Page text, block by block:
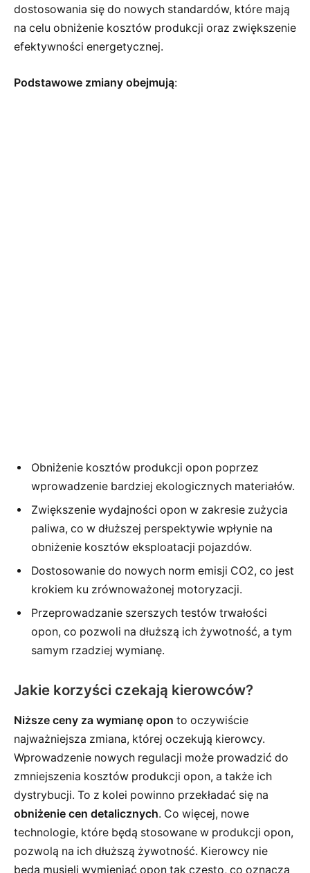
dostosowania się do nowych standardów, które mają
na celu obniżenie kosztów produkcji oraz zwiększenie
efektywności energetycznej.
Podstawowe zmiany obejmują:
Obniżenie kosztów produkcji opon poprzez
wprowadzenie bardziej ekologicznych materiałów.
Zwiększenie wydajności opon w zakresie zużycia
paliwa, co w dłuższej perspektywie wpłynie na
obniżenie kosztów eksploatacji pojazdów.
Dostosowanie do nowych norm emisji CO2, co jest
krokiem ku zrównoważonej motoryzacji.
Przeprowadzanie szerszych testów trwałości
opon, co pozwoli na dłuższą ich żywotność, a tym
samym rzadziej wymianę.
Jakie korzyści czekają kierowców?
Niższe ceny za wymianę opon to oczywiście
najważniejsza zmiana, której oczekują kierowcy.
Wprowadzenie nowych regulacji może prowadzić do
zmniejszenia kosztów produkcji opon, a także ich
dystrybucji. To z kolei powinno przekładać się na
obniżenie cen detalicznych. Co więcej, nowe
technologie, które będą stosowane w produkcji opon,
pozwolą na ich dłuższą żywotność. Kierowcy nie
będą musieli wymieniać opon tak często, co oznacza